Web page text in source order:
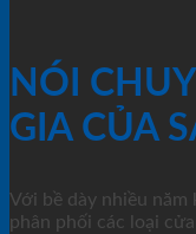
NÓI
GIA CỦA
Với bề dày nhiều
phân phối các loại